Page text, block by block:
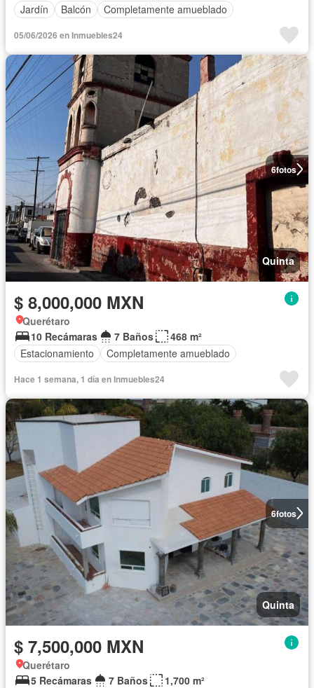
Jardín
Balcón Completamente amueblado
05/06/2026 en Inmuebles24
6fotos
Quinta
$ 8,000,000 MXN
Querétaro
10 Recámaras
7 Baños
468 m²
Estacionamiento
Completamente amueblado
Hace 1 semana, 1 día en Inmuebles24
6fotos
Quinta
$ 7,500,000 MXN
Querétaro
5 Recámaras
7 Baños
1,700 m²